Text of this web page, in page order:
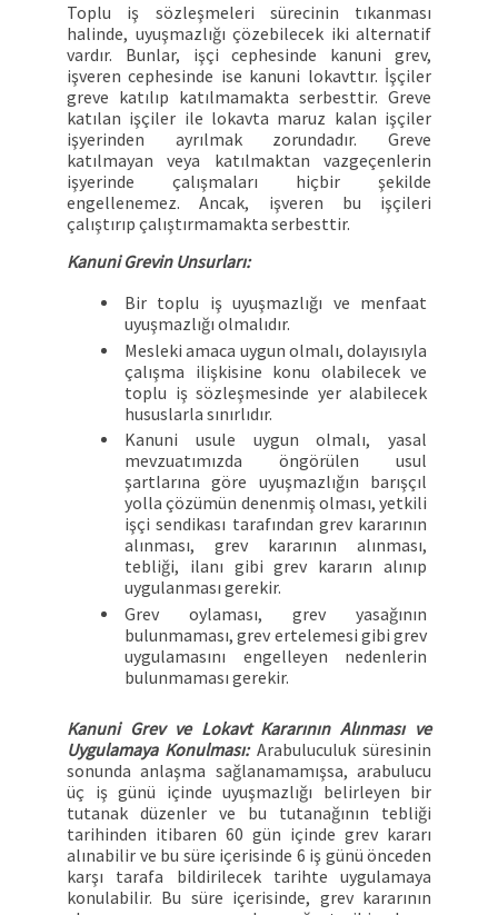
Toplu iş sözleşmeleri sürecinin tıkanması
halinde, uyuşmazlığı çözebilecek iki alternatif
vardır. Bunlar, işçi cephesinde kanuni grev,
işveren cephesinde ise kanuni lokavttır. İşçiler
greve katılıp katılmamakta serbesttir. Greve
katılan işçiler ile lokavta maruz kalan işçiler
işyerinden ayrılmak zorundadır. Greve
katılmayan veya katılmaktan vazgeçenlerin
işyerinde çalışmaları hiçbir şekilde
engellenemez. Ancak, işveren bu işçileri
çalıştırıp çalıştırmamakta serbesttir.
Kanuni Grevin Unsurları:
Bir toplu iş uyuşmazlığı ve menfaat
uyuşmazlığı olmalıdır.
Mesleki amaca uygun olmalı, dolayısıyla
çalışma ilişkisine konu olabilecek ve
toplu iş sözleşmesinde yer alabilecek
hususlarla sınırlıdır.
Kanuni usule uygun olmalı, yasal
mevzuatımızda öngörülen usul
şartlarına göre uyuşmazlığın barışçıl
yolla çözümün denenmiş olması, yetkili
işçi sendikası tarafından grev kararının
alınması, grev kararının alınması,
tebliği, ilanı gibi grev kararın alınıp
uygulanması gerekir.
Grev oylaması, grev yasağının
bulunmaması, grev ertelemesi gibi grev
uygulamasını engelleyen nedenlerin
bulunmaması gerekir.
Kanuni Grev ve Lokavt Kararının Alınması ve
Uygulamaya Konulması: Arabuluculuk süresinin
sonunda anlaşma sağlanamamışsa, arabulucu
üç iş günü içinde uyuşmazlığı belirleyen bir
tutanak düzenler ve bu tutanağının tebliği
tarihinden itibaren 60 gün içinde grev kararı
alınabilir ve bu süre içerisinde 6 iş günü önceden
karşı tarafa bildirilecek tarihte uygulamaya
konulabilir. Bu süre içerisinde, grev kararının